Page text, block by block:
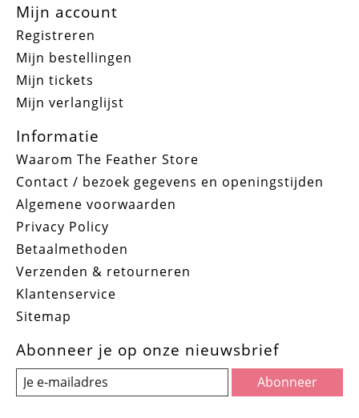
Mijn account
Registreren
Mijn bestellingen
Mijn tickets
Mijn verlanglijst
Informatie
Waarom The Feather Store
Contact / bezoek gegevens en openingstijden
Algemene voorwaarden
Privacy Policy
Betaalmethoden
Verzenden & retourneren
Klantenservice
Sitemap
Abonneer je op onze nieuwsbrief
Abonneer